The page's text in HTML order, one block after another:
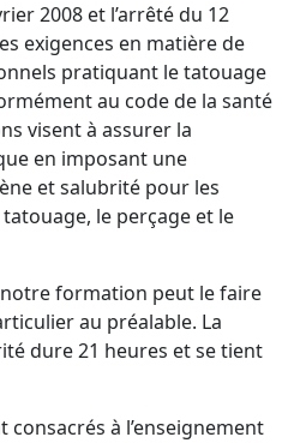
2008 et l’arrêté du 12
exigences en matière de
pratiquant le tatouage
au code de la santé
visent à assurer la
en imposant une
et salubrité pour les
le perçage et le
formation peut le faire
au préalable. La
dure 21 heures et se tient
à l’enseignement